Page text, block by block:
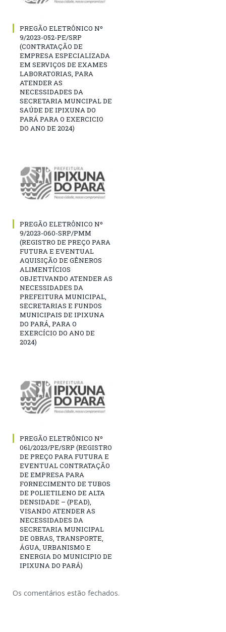
PREGÃO ELETRÔNICO Nº
9/2023-052-PE/SRP
(CONTRATAÇÃO DE
EMPRESA ESPECIALIZADA
EM SERVIÇOS DE EXAMES
LABORATORIAS, PARA
ATENDER AS
NECESSIDADES DA
SECRETARIA MUNCIPAL DE
SAÚDE DE IPIXUNA DO
PARÁ PARA O EXERCICIO
DO ANO DE 2024)
PREGÃO ELETRÔNICO Nº
9/2023-060-SRP/PMM
(REGISTRO DE PREÇO PARA
FUTURA E EVENTUAL
AQUISIÇÃO DE GÊNEROS
ALIMENTÍCIOS
OBJETIVANDO ATENDER AS
NECESSIDADES DA
PREFEITURA MUNICIPAL,
SECRETARIAS E FUNDOS
MUNICIPAIS DE IPIXUNA
DO PARÁ, PARA O
EXERCÍCIO DO ANO DE
2024)
PREGÃO ELETRÔNICO Nº
061/2023/PE/SRP (REGISTRO
DE PREÇO PARA FUTURA E
EVENTUAL CONTRATAÇÃO
DE EMPRESA PARA
FORNECIMENTO DE TUBOS
DE POLIETILENO DE ALTA
DENSIDADE – (PEAD),
VISANDO ATENDER AS
NECESSIDADES DA
SECRETARIA MUNICIPAL
DE OBRAS, TRANSPORTE,
ÁGUA, URBANISMO E
ENERGIA DO MUNICIPIO DE
IPIXUNA DO PARÁ)
Os comentários estão fechados.